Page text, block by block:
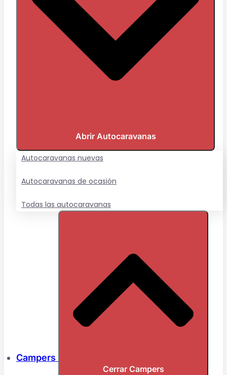
Abrir Autocaravanas
Autocaravanas nuevas
Autocaravanas de ocasión
Todas las autocaravanas
Campers
Cerrar Campers